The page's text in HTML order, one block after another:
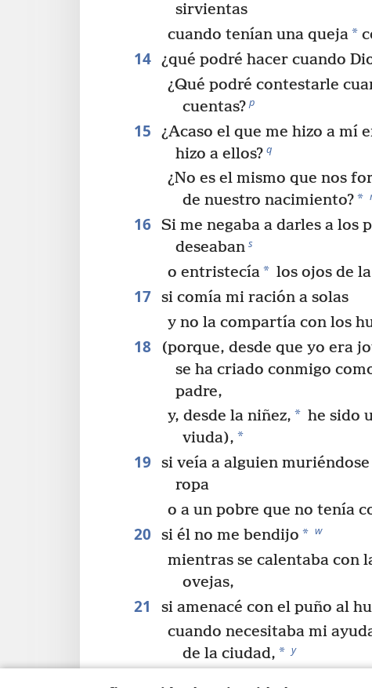
sirvientas
cuando tenían una queja*
14 ¿qué podré hacer cuando
¿Qué podré contestarle
cuentas? p
15
¿Acaso el que me hizo a mí
hizo a ellos? q
¿No es el mismo que nos
de nuestro nacimiento?*
16 Si me negaba a darles a los
deseaban s
o entristecía* los ojos de
17 si comía mi ración a solas
y no la compartía con los
18 (porque, desde que yo era
se ha criado conmigo
padre,
y, desde la niñez, * he sido
viuda), *
19 si veía a alguien
ropa
o a un pobre que no tenía
20 si él no me bendijo * w
mientras se calentaba con
ovejas,
21 si amenacé con el puño al
cuando necesitaba mi
de la ciudad, * y